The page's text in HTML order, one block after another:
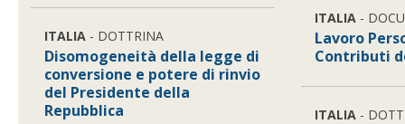
ITALIA - DOTTRINA
Disomogeneità della legge di
conversione e potere di rinvio
del Presidente della
Repubblica
ITALIA -
Lavoro
Contributi
ITALIA -